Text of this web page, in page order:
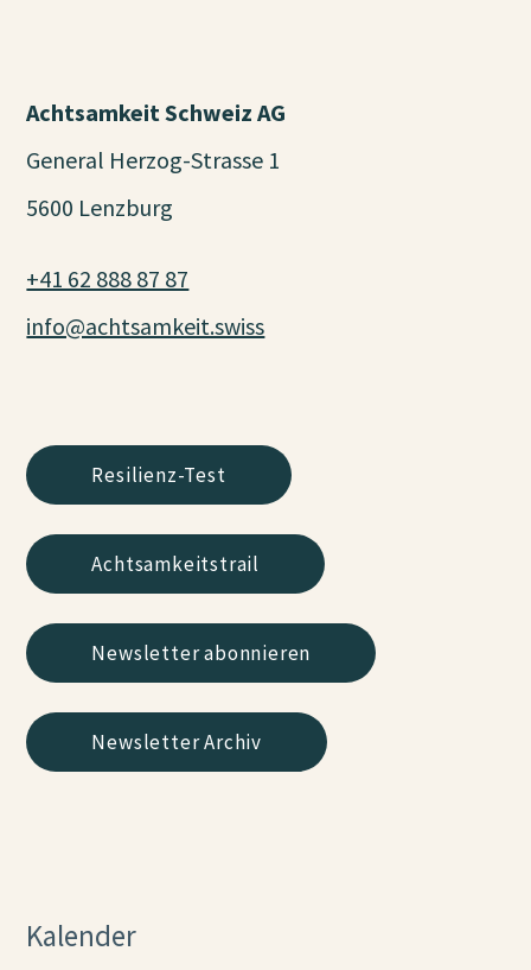
Achtsamkeit Schweiz AG
General Herzog-Strasse 1
5600 Lenzburg
+41 62 888 87 87
info@achtsamkeit.swiss
Resilienz-Test
Achtsamkeitstrail
Newsletter abonnieren
Newsletter Archiv
Kalender